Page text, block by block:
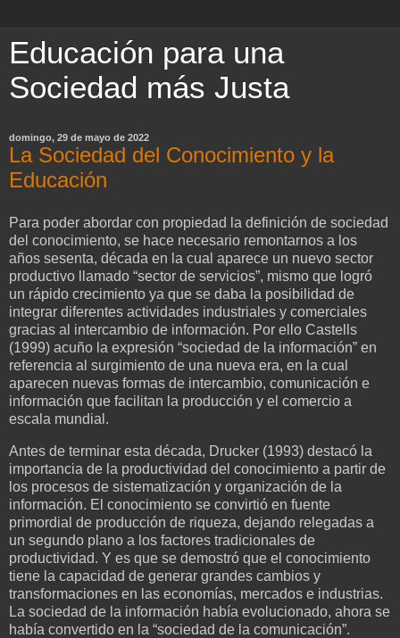
Educación para una
Sociedad más Justa
domingo, 29 de mayo de 2022
La Sociedad del Conocimiento y la
Educación
Para poder abordar con propiedad la definición de sociedad
del conocimiento, se hace necesario remontarnos a los
años sesenta, década en la cual aparece un nuevo sector
productivo llamado “sector de servicios”, mismo que logró
un rápido crecimiento ya que se daba la posibilidad de
integrar diferentes actividades industriales y comerciales
gracias al intercambio de información. Por ello Castells
(1999) acuño la expresión “sociedad de la información” en
referencia al surgimiento de una nueva era, en la cual
aparecen nuevas formas de intercambio, comunicación e
información que facilitan la producción y el comercio a
escala mundial.
Antes de terminar esta década, Drucker (1993) destacó la
importancia de la productividad del conocimiento a partir de
los procesos de sistematización y organización de la
información. El conocimiento se convirtió en fuente
primordial de producción de riqueza, dejando relegadas a
un segundo plano a los factores tradicionales de
productividad. Y es que se demostró que el conocimiento
tiene la capacidad de generar grandes cambios y
transformaciones en las economías, mercados e industrias.
La sociedad de la información había evolucionado, ahora se
había convertido en la “sociedad de la comunicación”.